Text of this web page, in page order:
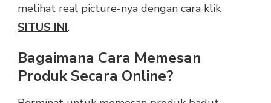
melihat real picture-nya dengan cara klik
SITUS INI.
Bagaimana Cara Memesan
Produk Secara Online?